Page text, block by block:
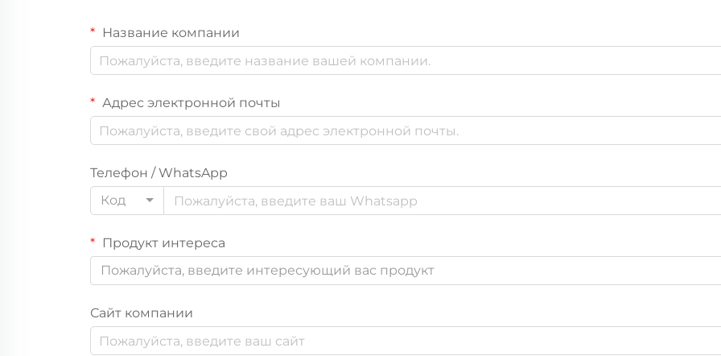
Название компании
Адрес электронной почты
Телефон / WhatsApp
Код
Продукт интереса
Пожалуйста, введите интересующий вас продукт
Сайт компании